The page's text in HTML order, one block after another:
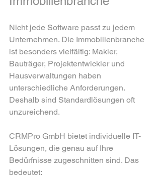
Nicht jede Software passt zu jedem
Unternehmen. Die Immobilienbranche
ist besonders vielfältig: Makler,
Bauträger, Projektentwickler und
Hausverwaltungen haben
unterschiedliche Anforderungen.
Deshalb sind Standardlösungen oft
unzureichend.
CRMPro GmbH bietet individuelle IT-
Lösungen, die genau auf Ihre
Bedürfnisse zugeschnitten sind. Das
bedeutet: